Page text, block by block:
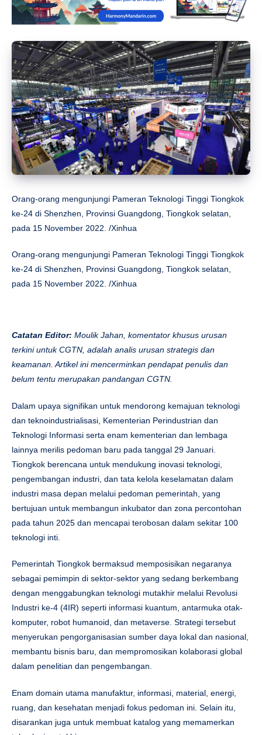
Orang-orang mengunjungi Pameran Teknologi Tinggi Tiongkok
ke-24 di Shenzhen, Provinsi Guangdong, Tiongkok selatan,
pada 15 November 2022. /Xinhua
Orang-orang mengunjungi Pameran Teknologi Tinggi Tiongkok
ke-24 di Shenzhen, Provinsi Guangdong, Tiongkok selatan,
pada 15 November 2022. /Xinhua
Catatan Editor: Moulik Jahan, komentator khusus urusan
terkini untuk CGTN, adalah analis urusan strategis dan
keamanan. Artikel ini mencerminkan pendapat penulis dan
belum tentu merupakan pandangan CGTN.
Dalam upaya signifikan untuk mendorong kemajuan teknologi
dan teknoindustrialisasi, Kementerian Perindustrian dan
Teknologi Informasi serta enam kementerian dan lembaga
lainnya merilis pedoman baru pada tanggal 29 Januari.
Tiongkok berencana untuk mendukung inovasi teknologi,
pengembangan industri, dan tata kelola keselamatan dalam
industri masa depan melalui pedoman pemerintah, yang
bertujuan untuk membangun inkubator dan zona percontohan
pada tahun 2025 dan mencapai terobosan dalam sekitar 100
teknologi inti.
Pemerintah Tiongkok bermaksud memposisikan negaranya
sebagai pemimpin di sektor-sektor yang sedang berkembang
dengan menggabungkan teknologi mutakhir melalui Revolusi
Industri ke-4 (4IR) seperti informasi kuantum, antarmuka otak-
komputer, robot humanoid, dan metaverse. Strategi tersebut
menyerukan pengorganisasian sumber daya lokal dan nasional,
membantu bisnis baru, dan mempromosikan kolaborasi global
dalam penelitian dan pengembangan.
Enam domain utama manufaktur, informasi, material, energi,
ruang, dan kesehatan menjadi fokus pedoman ini. Selain itu,
disarankan juga untuk membuat katalog yang memamerkan